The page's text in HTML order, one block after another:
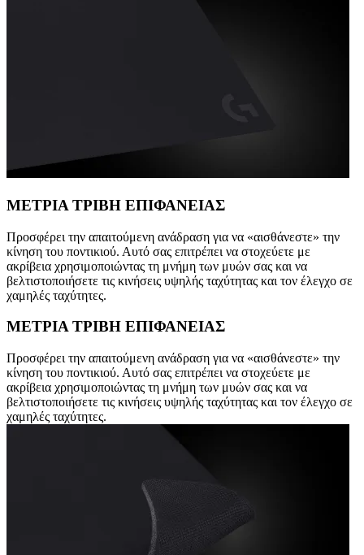
ΜΕΤΡΙΑ ΤΡΙΒΗ ΕΠΙΦΑΝΕΙΑΣ
Προσφέρει την απαιτούμενη ανάδραση για να «αισθάνεστε» την
κίνηση του ποντικιού. Αυτό σας επιτρέπει να στοχεύετε με
ακρίβεια χρησιμοποιώντας τη μνήμη των μυών σας και να
βελτιστοποιήσετε τις κινήσεις υψηλής ταχύτητας και τον έλεγχο σε
χαμηλές ταχύτητες.
ΜΕΤΡΙΑ ΤΡΙΒΗ ΕΠΙΦΑΝΕΙΑΣ
Προσφέρει την απαιτούμενη ανάδραση για να «αισθάνεστε» την
κίνηση του ποντικιού. Αυτό σας επιτρέπει να στοχεύετε με
ακρίβεια χρησιμοποιώντας τη μνήμη των μυών σας και να
βελτιστοποιήσετε τις κινήσεις υψηλής ταχύτητας και τον έλεγχο σε
χαμηλές ταχύτητες.